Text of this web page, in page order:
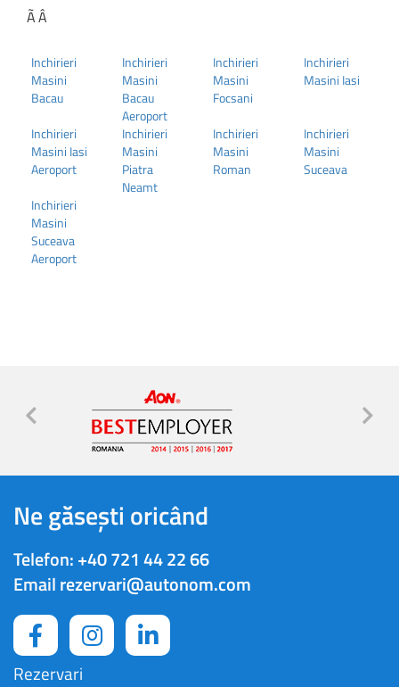
Ã‚Â
Inchirieri
Masini
Bacau
Inchirieri
Masini
Bacau
Aeroport
Inchirieri
Masini
Focsani
Inchirieri
Masini Iasi
Inchirieri
Masini Iasi
Aeroport
Inchirieri
Masini
Piatra
Neamt
Inchirieri
Masini
Roman
Inchirieri
Masini
Suceava
Inchirieri
Masini
Suceava
Aeroport
Ne găsești oricând
Telefon:+40 721 44 22 66
Emailrezervari@autonom.com
Rezervari